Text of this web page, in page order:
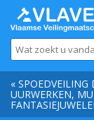
« SPOEDVEILING
UURWERKEN,